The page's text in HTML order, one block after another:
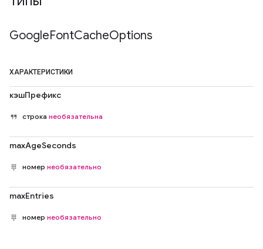
GoogleFontCacheOptions
ХАРАКТЕРИСТИКИ
кэшПрефикс
строка необязательна
maxAgeSeconds
номер необязательно
maxEntries
номер необязательно